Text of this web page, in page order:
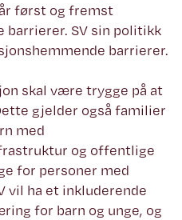
først og fremst
barrierer. SV sin politikk
barrierer.
skal være trygge på at
gjelder også familier
med
og offentlige
for personer med
vil ha et inkluderende
for barn og unge, og